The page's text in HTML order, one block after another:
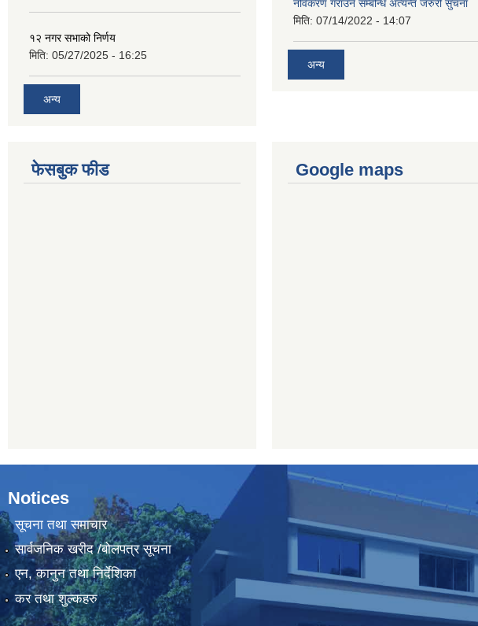
१२ नगर सभाको निर्णय
मिति: 05/27/2025 - 16:25
अन्य
नविकरण गराउने सम्बन्धि अत्यन्त जरुरी सुचना
मिति: 07/14/2022 - 14:07
अन्य
फेसबुक फीड Google maps
Notices
सूचना तथा समाचार
सार्वजनिक खरीद /बोलपत्र सूचना
एन, कानुन तथा निर्देशिका
कर तथा शुल्कहरु